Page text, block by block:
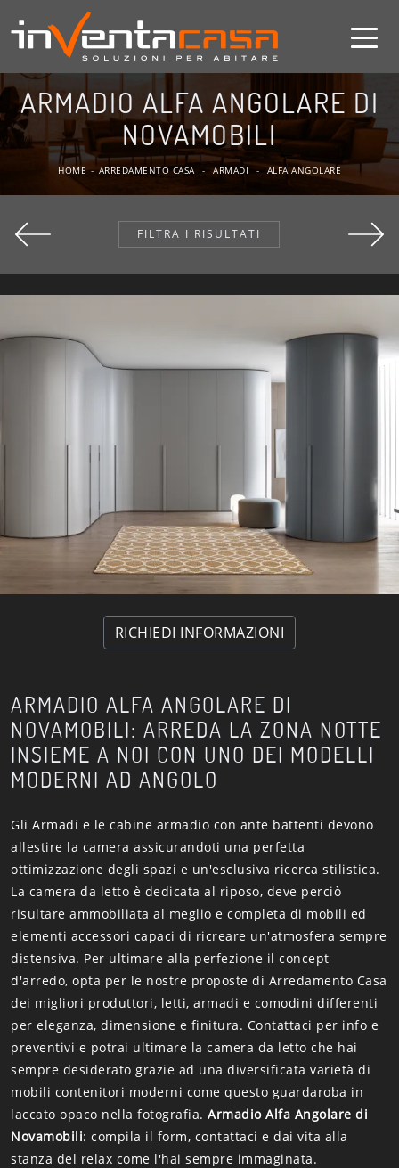
ARMADIO ALFA ANGOLARE DI
NOVAMOBILI
HOME - ARREDAMENTO CASA - ARMADI - ALFA ANGOLARE
FILTRA I RISULTATI
RICHIEDI INFORMAZIONI
ARMADIO ALFA ANGOLARE DI
NOVAMOBILI: ARREDA LA ZONA NOTTE
INSIEME A NOI CON UNO DEI MODELLI
MODERNI AD ANGOLO
Gli Armadi e le cabine armadio con ante battenti devono
allestire la camera assicurandoti una perfetta
ottimizzazione degli spazi e un'esclusiva ricerca stilistica.
La camera da letto è dedicata al riposo, deve perciò
risultare ammobiliata al meglio e completa di mobili ed
elementi accessori capaci di ricreare un'atmosfera sempre
distensiva. Per ultimare alla perfezione il concept
d'arredo, opta per le nostre proposte di Arredamento Casa
dei migliori produttori, letti, armadi e comodini differenti
per eleganza, dimensione e finitura. Contattaci per info e
preventivi e potrai ultimare la camera da letto che hai
sempre desiderato grazie ad una diversificata varietà di
mobili contenitori moderni come questo guardaroba in
laccato opaco nella fotografia. Armadio Alfa Angolare di
Novamobili: compila il form, contattaci e dai vita alla
stanza del relax come l'hai sempre immaginata.